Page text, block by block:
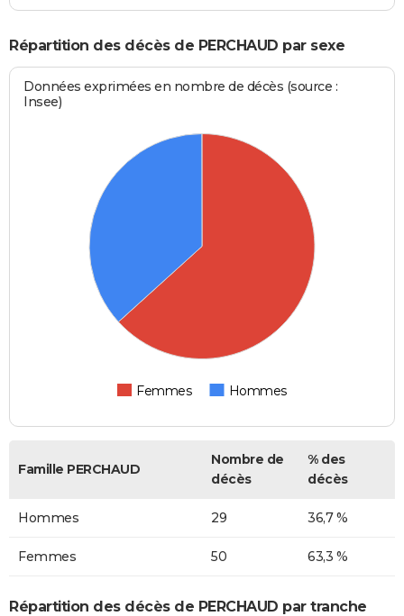
Répartition des décès de PERCHAUD par sexe
Données exprimées en nombre de décès (source :
Insee)
Femmes Hommes
Famille PERCHAUD
Nombre de
décès
% des
décès
Hommes 29 36,7 %
Femmes 50 63,3 %
Répartition des décès de PERCHAUD par tranche